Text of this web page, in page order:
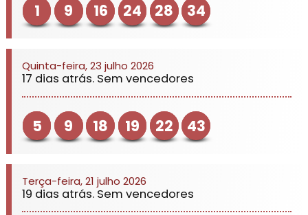
1 9 16 24 28 34
Quinta-feira, 23 julho 2026
17 dias atrás. Sem vencedores
5 9 18 19 22 43
Terça-feira, 21 julho 2026
19 dias atrás. Sem vencedores